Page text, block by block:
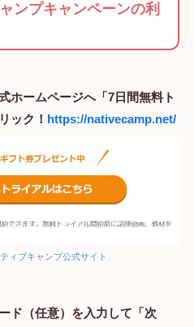
ンプキャンペーンの利
ホームページへ「7日間無料ト
ック！ https://nativecamp.net/
ィブキャンプ公式サイト
ド（任意）を入力して「次